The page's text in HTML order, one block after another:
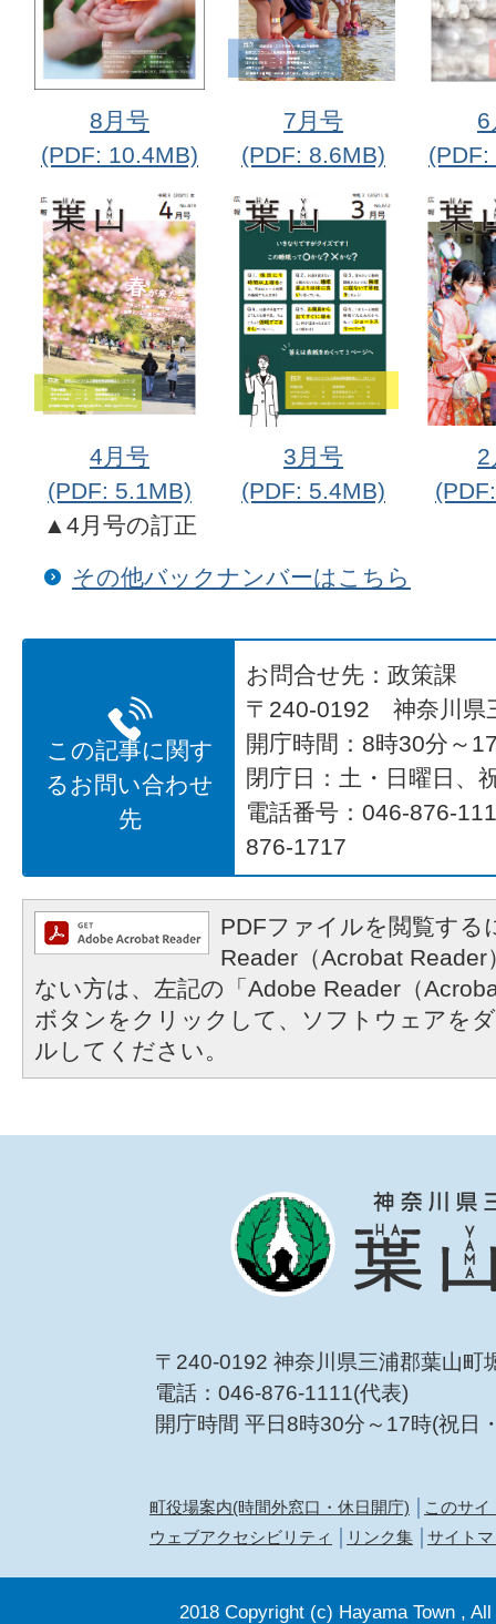
8月号
(PDF: 10.4MB)
7月号
(PDF: 8.6MB)
6
4月号
(PDF: 5.1MB)
▲4月号の訂正
3月号
(PDF: 5.4MB)
2
その他バックナンバーはこちら
この記事に関す
るお問い合わせ
先
お問合せ先：政策課
〒240-0192 神奈川県
開庁時間：8時30分～
閉庁日：土・日曜日、
電話番号：046-876-
876-1717
PDFファイルを閲覧する
Reader（Acrobat
ない方は、左記の「Adobe Reader（
ボタンをクリックして、ソフトウェアを
ルしてください。
〒240-0192 神奈川県三浦郡葉山町
電話：046-876-1111(代表)
開庁時間 平日8時30分～17時(祝日
町役場案内(時間外窓口・休日開庁)
このサイ
ウェブアクセシビリティ
リンク集 サイト
2018 Copyright (c) Hayama Town ,